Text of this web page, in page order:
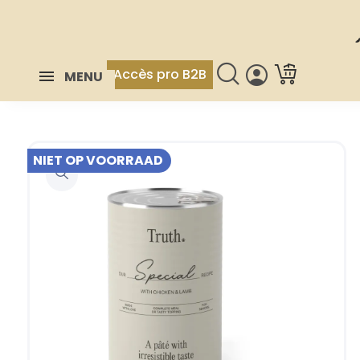
MENU Accès pro B2B
NIET OP VOORRAAD